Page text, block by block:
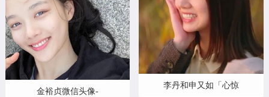
金裕贞微信头像-
李丹和申又如「心惊